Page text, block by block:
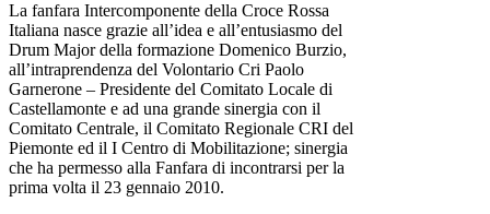
La fanfara Intercomponente della Croce Rossa
Italiana nasce grazie all’idea e all’entusiasmo del
Drum Major della formazione Domenico Burzio,
all’intraprendenza del Volontario Cri Paolo
Garnerone – Presidente del Comitato Locale di
Castellamonte e ad una grande sinergia con il
Comitato Centrale, il Comitato Regionale CRI del
Piemonte ed il I Centro di Mobilitazione; sinergia
che ha permesso alla Fanfara di incontrarsi per la
prima volta il 23 gennaio 2010.